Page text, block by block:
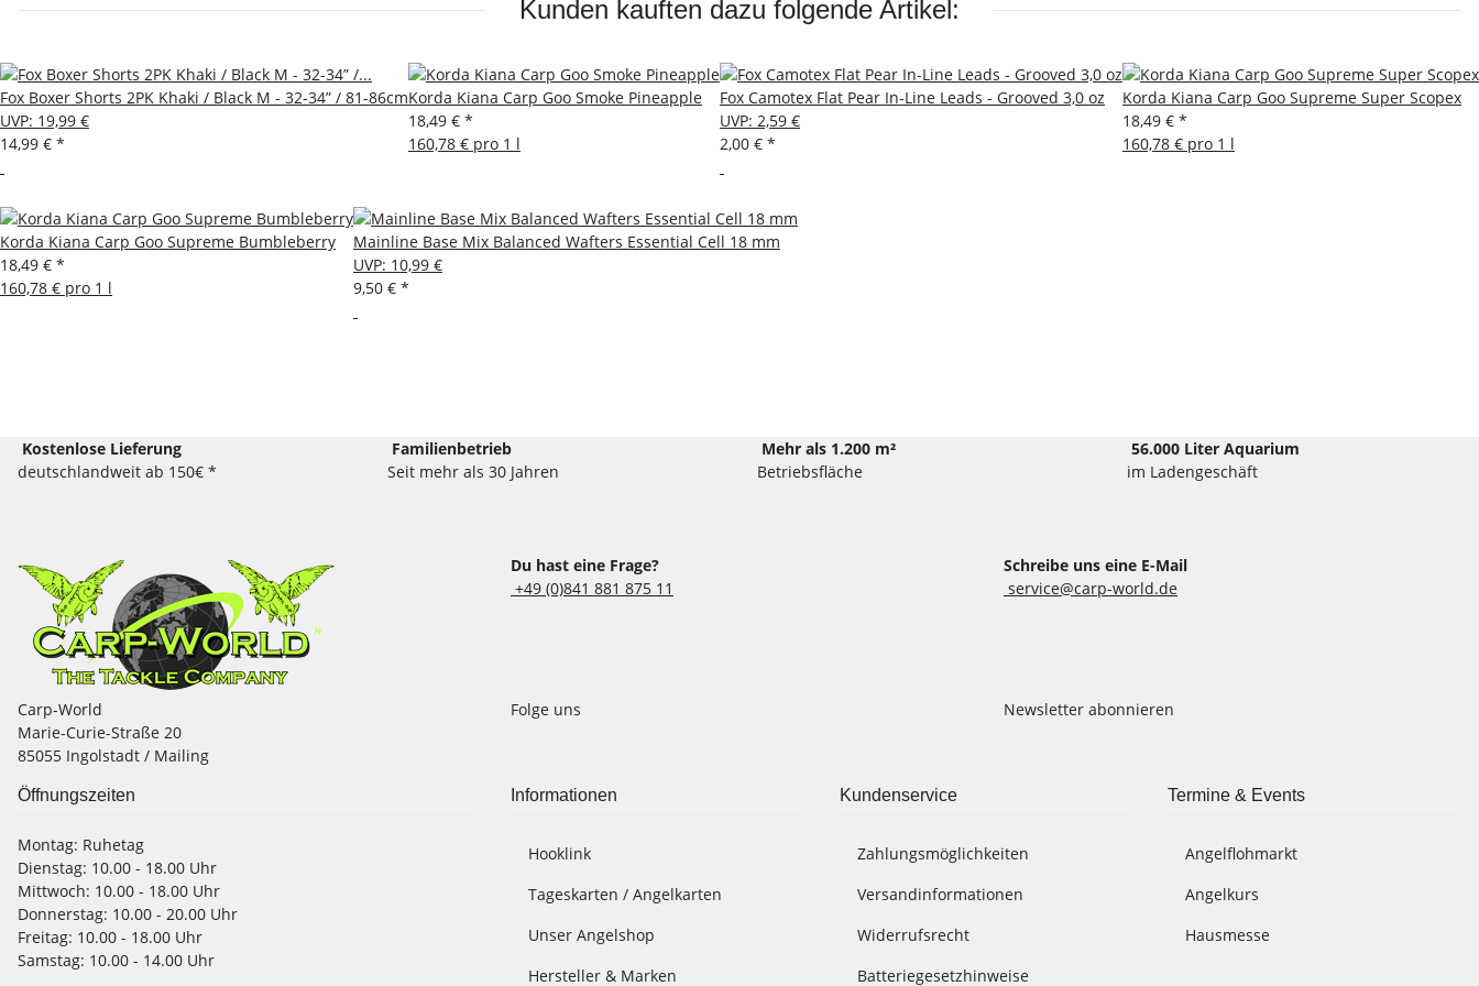
Kunden kauften dazu folgende Artikel:
Fox Boxer Shorts 2PK Khaki / Black M - 32-34” / 81-86cm
UVP: 19,99 €
14,99 € *
Korda Kiana Carp Goo Smoke Pineapple
18,49 € *
160,78 € pro 1 l
Fox Camotex Flat Pear In-Line Leads - Grooved 3,0 oz
UVP: 2,59 €
2,00 € *
Korda Kiana Carp Goo Supreme Super Scopex
18,49 € *
160,78 € pro 1 l
Korda Kiana Carp Goo Supreme Bumbleberry
18,49 € *
160,78 € pro 1 l
Mainline Base Mix Balanced Wafters Essential Cell 18 mm
UVP: 10,99 €
9,50 € *
Kostenlose Lieferung
deutschlandweit ab 150€ *
Familienbetrieb
Seit mehr als 30 Jahren
Mehr als 1.200 m²
Betriebsfläche
56.000 Liter Aquarium
im Ladengeschäft
Du hast eine Frage?
+49 (0)841 881 875 11
Schreibe uns eine E-Mail
service@carp-world.de
Carp-World
Marie-Curie-Straße 20
85055 Ingolstadt / Mailing
Folge uns Newsletter abonnieren
Öffnungszeiten
Montag: Ruhetag
Dienstag: 10.00 - 18.00 Uhr
Mittwoch: 10.00 - 18.00 Uhr
Donnerstag: 10.00 - 20.00 Uhr
Freitag: 10.00 - 18.00 Uhr
Samstag: 10.00 - 14.00 Uhr
Informationen
Hooklink
Tageskarten / Angelkarten
Unser Angelshop
Hersteller & Marken
Kundenservice
Zahlungsmöglichkeiten
Versandinformationen
Widerrufsrecht
Batteriegesetzhinweise
Termine & Events
Angelflohmarkt
Angelkurs
Hausmesse